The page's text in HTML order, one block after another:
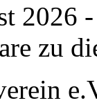
2026
zu